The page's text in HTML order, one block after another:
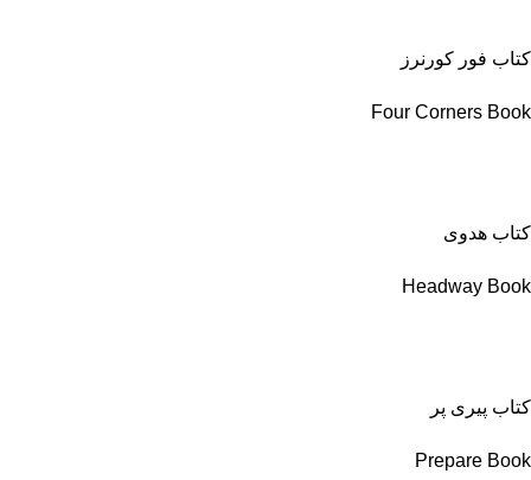
کتاب فور کورنرز
Four Corners Book
کتاب هدوی
Headway Book
کتاب پیری پر
Prepare Book